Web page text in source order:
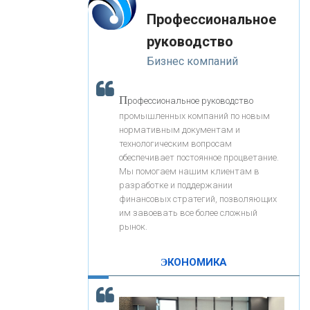
«ЗАПСИБКОМБАНК»
«РОСЕВРОБАНК»
«ПРЕСС-СЛУЖБА ВТБ24»
«АВТОГРАДБАНК»
«ПРОМРЕГИОНБАНК»
ОНАС
КОНТАКТЫ
корость - один из главных трендов в
кредитовании бизнеса - «Интервью»
-- Лучшее, что можно сделать с хорошим советом, это
пропустить его мимо ушей. Он никогда не бывает
полезен никому, кроме того, кто его дал.
-- Люблю давать советы и очень не люблю, когда их
дают мне.
Профессиональное
руководство
Бизнес компаний
Профессиональное руководство
промышленных компаний по новым
нормативным документам и
технологическим вопросам
обеспечивает постоянное процветание.
Мы помогаем нашим клиентам в
разработке и поддержании
финансовых стратегий, позволяющих
им завоевать все более сложный
рынок.
ЭКОНОМИКА